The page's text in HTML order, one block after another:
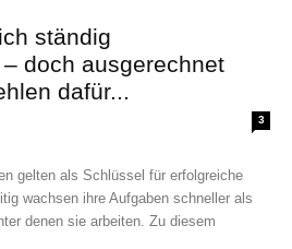
ständig
doch ausgerechnet
dafür...
3
gelten als Schlüssel für erfolgreiche
wachsen ihre Aufgaben schneller als
denen sie arbeiten. Zu diesem